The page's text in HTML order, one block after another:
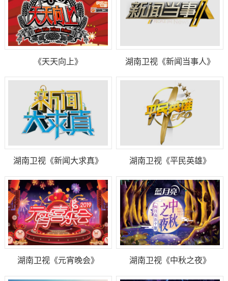
《天天向上》 湖南卫视《新闻当事人》
湖南卫视《新闻大求真》 湖南卫视《平民英雄》
湖南卫视《元宵晚会》 湖南卫视《中秋之夜》